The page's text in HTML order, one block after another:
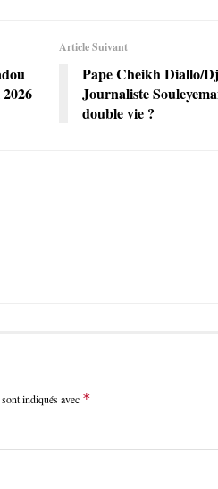
Article Suivant
Pape Cheikh Diallo/
Journaliste
double vie ?
indiqués avec *